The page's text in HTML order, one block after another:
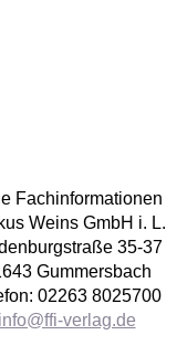
Fachinformationen
Weins GmbH i. L.
35-37
Gummersbach
02263 8025700
info@ffi-verlag.de